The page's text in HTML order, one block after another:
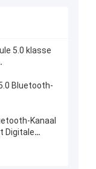
5.0 klasse
Bluetooth-
Kanaal
Digitale